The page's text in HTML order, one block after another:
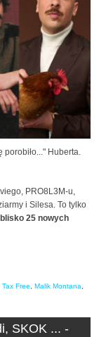
porobiło..." Huberta.
PRO8L3M-u,
i Silesa. To tylko
blisko 25 nowych
Tax Free, Malik Montana,
SKOK ... -